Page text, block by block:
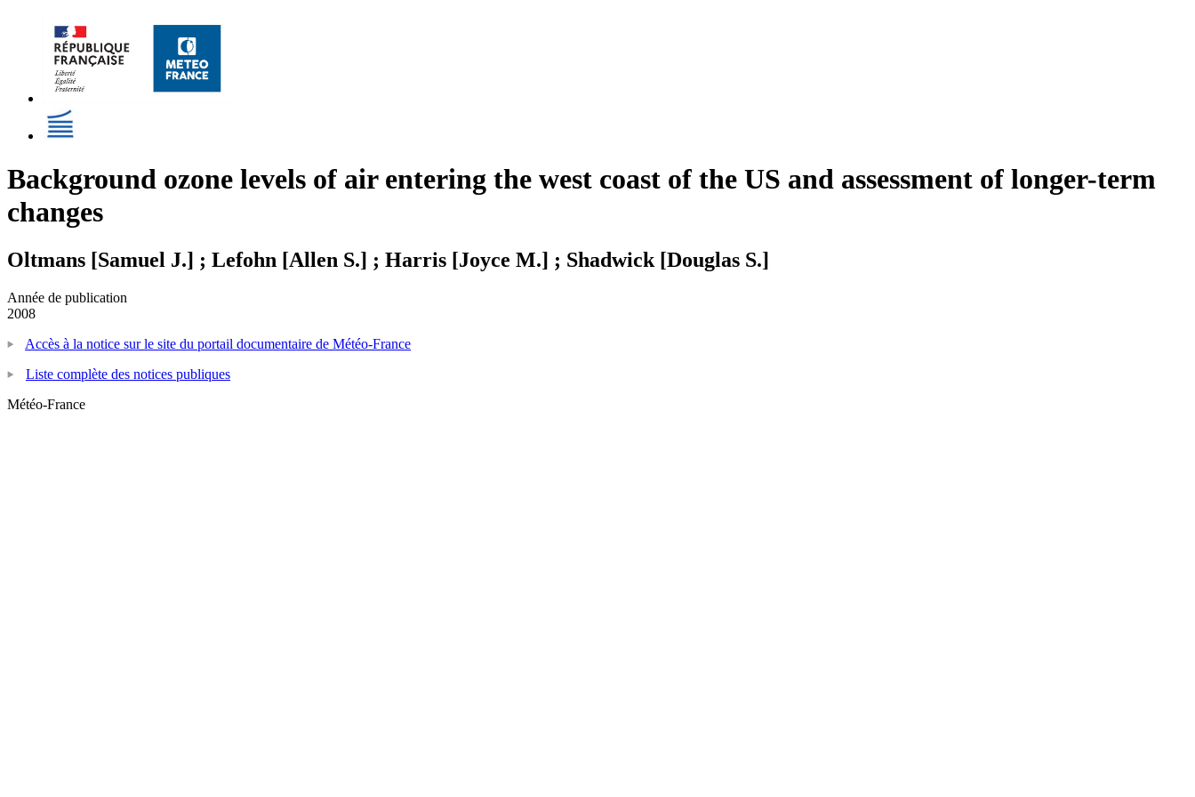
Background ozone levels of air entering the west coast of the US and assessment of longer-term
changes
Oltmans [Samuel J.] ; Lefohn [Allen S.] ; Harris [Joyce M.] ; Shadwick [Douglas S.]
Année de publication
2008
Accès à la notice sur le site du portail documentaire de Météo-France
Liste complète des notices publiques
Météo-France